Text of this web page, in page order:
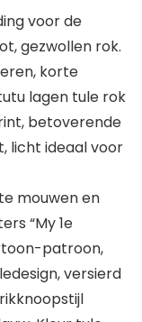
voor de
gezwollen rok.
korte
lagen tule rok
betoverende
licht ideaal voor
mouwen en
“My 1e
patroon,
versierd